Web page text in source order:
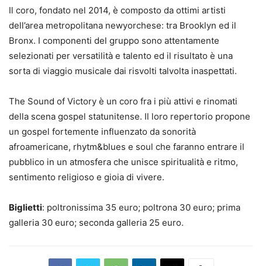
Il coro, fondato nel 2014, è composto da ottimi artisti
dell’area metropolitana newyorchese: tra Brooklyn ed il
Bronx. I componenti del gruppo sono attentamente
selezionati per versatilità e talento ed il risultato è una
sorta di viaggio musicale dai risvolti talvolta inaspettati.
The Sound of Victory è un coro fra i più attivi e rinomati
della scena gospel statunitense. Il loro repertorio propone
un gospel fortemente influenzato da sonorità
afroamericane, rhytm&blues e soul che faranno entrare il
pubblico in un atmosfera che unisce spiritualità e ritmo,
sentimento religioso e gioia di vivere.
Biglietti: poltronissima 35 euro; poltrona 30 euro; prima
galleria 30 euro; seconda galleria 25 euro.